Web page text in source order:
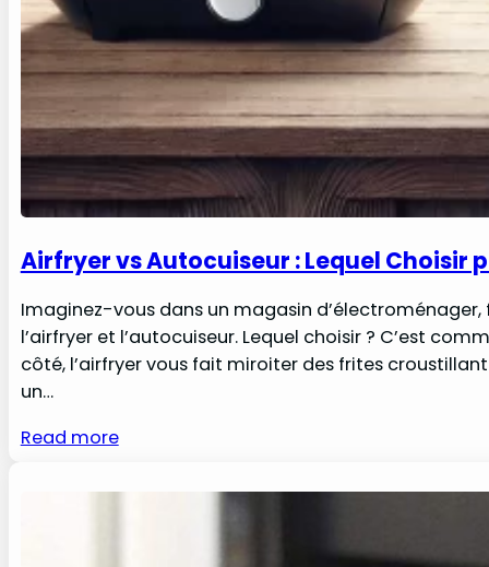
Airfryer vs Autocuiseur : Lequel Choisir
Imaginez-vous dans un magasin
l’airfryer et l’autocuiseur. Lequel choisir ? C’est
côté, l’airfryer vous fait miroiter des frites
un…
Read more